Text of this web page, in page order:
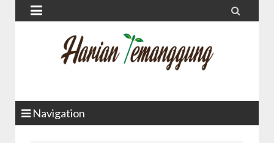
 
Navigation